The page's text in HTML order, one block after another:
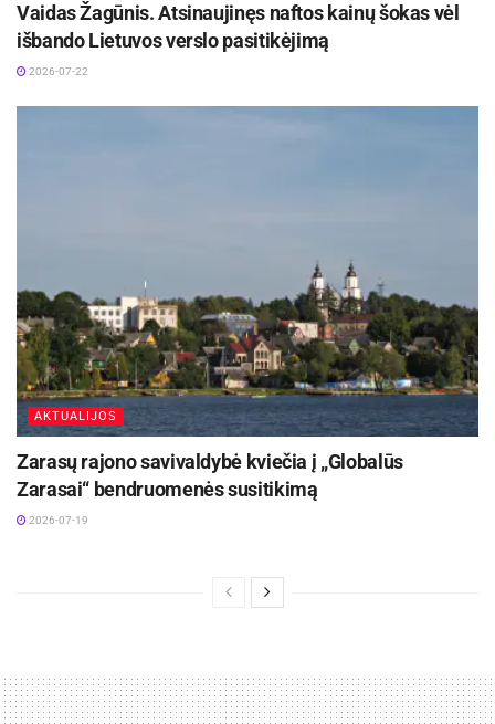
Vaidas Žagūnis. Atsinaujinęs naftos kainų šokas vėl
išbando Lietuvos verslo pasitikėjimą
2026-07-22
AKTUALIJOS
Zarasų rajono savivaldybė kviečia į „Globalūs
Zarasai“ bendruomenės susitikimą
2026-07-19